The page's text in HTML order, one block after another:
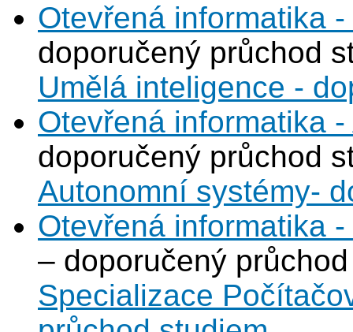
Otevřená informatika
doporučený průchod
Umělá inteligence -
Otevřená informatika
doporučený průchod
Autonomní systémy-
Otevřená informatika
– doporučený
Specializace